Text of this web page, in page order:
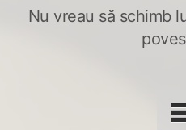
Nu vreau să schimb